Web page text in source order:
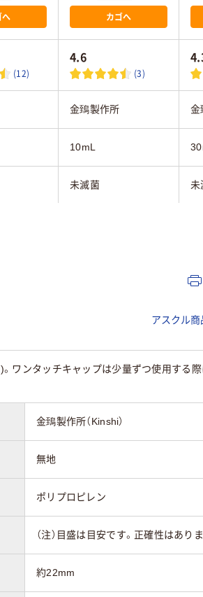
へ カゴへ
(12)
4.6
(3)
金鵄製作所 金
10mL
未滅菌 未
アスクル
ワンタッチキャップは少量ずつ使用する
金鵄製作所（Kinshi）
無地
ポリプロピレン
（注）目盛は目安です。正確性はありま
約22mm